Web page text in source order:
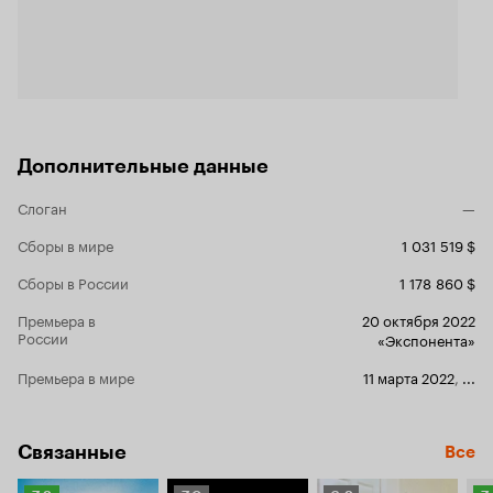
Дополнительные данные
Слоган
—
Сборы в мире
1 031 519 $
Сборы в России
1 178 860 $
Премьера в
России
20 октября 2022
«Экспонента»
Премьера в мире
11 марта 2022
Связанные Все